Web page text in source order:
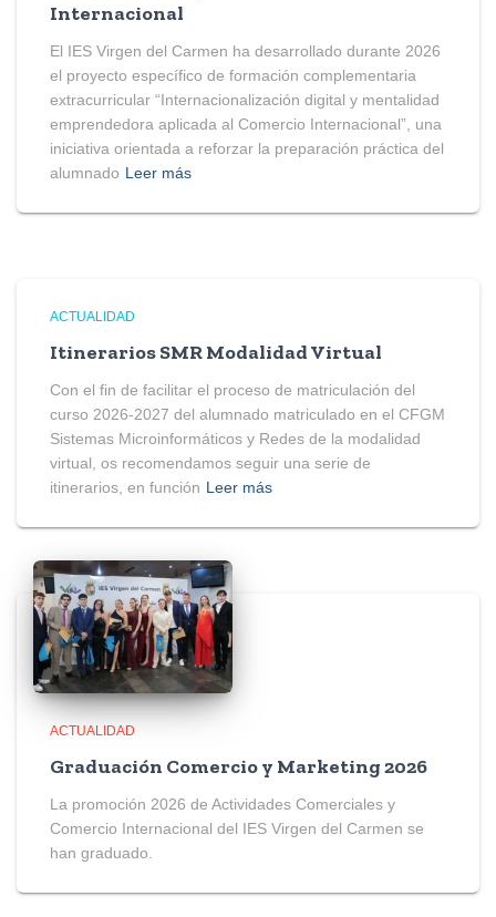
Internacional
El IES Virgen del Carmen ha desarrollado durante 2026
el proyecto específico de formación complementaria
extracurricular “Internacionalización digital y mentalidad
emprendedora aplicada al Comercio Internacional”, una
iniciativa orientada a reforzar la preparación práctica del
alumnado Leer más
ACTUALIDAD
Itinerarios SMR Modalidad Virtual
Con el fin de facilitar el proceso de matriculación del
curso 2026-2027 del alumnado matriculado en el CFGM
Sistemas Microinformáticos y Redes de la modalidad
virtual, os recomendamos seguir una serie de
itinerarios, en función Leer más
ACTUALIDAD
Graduación Comercio y Marketing 2026
La promoción 2026 de Actividades Comerciales y
Comercio Internacional del IES Virgen del Carmen se
han graduado.